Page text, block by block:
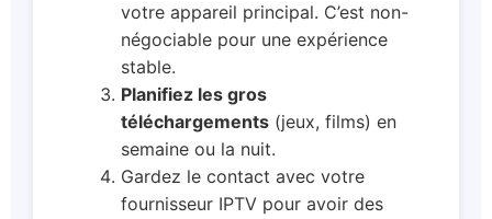
votre appareil principal. C’est non-
négociable pour une expérience
stable.
Planifiez les gros
téléchargements (jeux, films) en
semaine ou la nuit.
Gardez le contact avec votre
fournisseur IPTV pour avoir des